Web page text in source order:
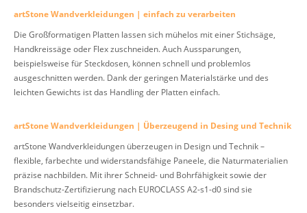
artStone Wandverkleidungen | einfach zu verarbeiten
Die Großformatigen Platten lassen sich mühelos mit einer Stichsäge,
Handkreissäge oder Flex zuschneiden. Auch Aussparungen,
beispielsweise für Steckdosen, können schnell und problemlos
ausgeschnitten werden. Dank der geringen Materialstärke und des
leichten Gewichts ist das Handling der Platten einfach.
artStone Wandverkleidungen | Überzeugend in Desing und Technik
artStone Wandverkleidungen überzeugen in Design und Technik –
flexible, farbechte und widerstandsfähige Paneele, die Naturmaterialien
präzise nachbilden. Mit ihrer Schneid- und Bohrfähigkeit sowie der
Brandschutz-Zertifizierung nach EUROCLASS A2-s1-d0 sind sie
besonders vielseitig einsetzbar.